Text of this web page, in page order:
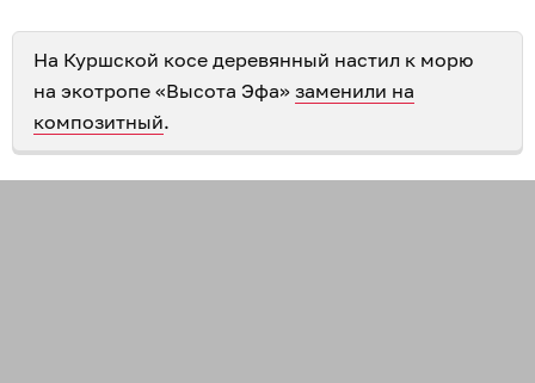
На Куршской косе деревянный настил к морю
на экотропе «Высота Эфа» заменили на
композитный.